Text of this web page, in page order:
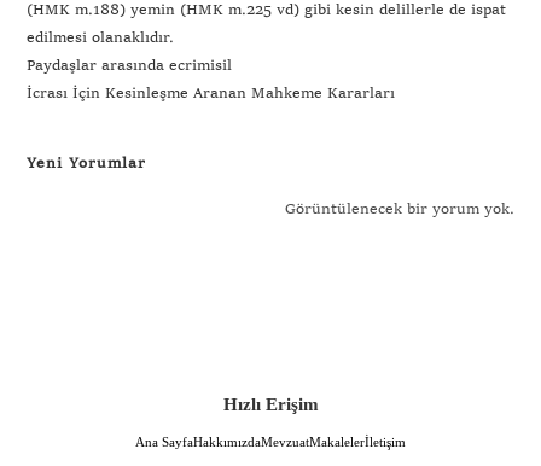
(HMK m.188) yemin (HMK m.225 vd) gibi kesin delillerle de ispat
edilmesi olanaklıdır.
Paydaşlar arasında ecrimisil
İcrası İçin Kesinleşme Aranan Mahkeme Kararları
Yeni Yorumlar
Görüntülenecek bir yorum yok.
Hızlı Erişim
Ana SayfaHakkımızdaMevzuatMakalelerİletişim